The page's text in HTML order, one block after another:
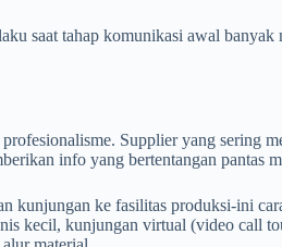
saat tahap komunikasi awal banyak
Supplier yang sering
info yang bertentangan pantas
kunjungan ke fasilitas produksi-ini
kecil, kunjungan virtual (video call